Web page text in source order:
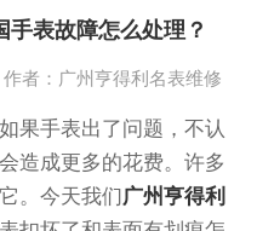
手表故障怎么处理？
作者：广州亨得利名表维修
手表出了问题，不认
造成更多的花费。许多
。今天我们 广州亨得利